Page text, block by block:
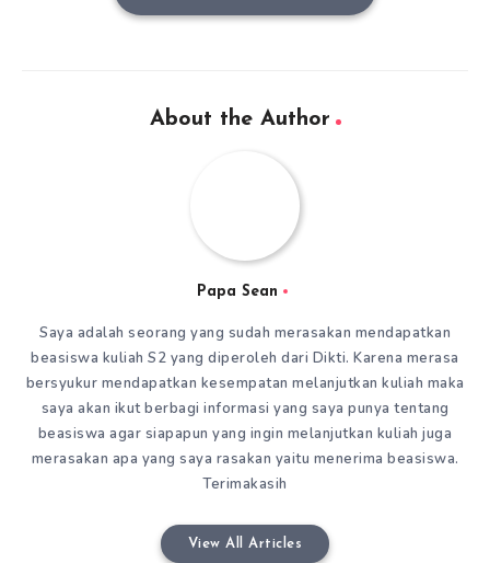
About the Author
Papa Sean
Saya adalah seorang yang sudah merasakan mendapatkan
beasiswa kuliah S2 yang diperoleh dari Dikti. Karena merasa
bersyukur mendapatkan kesempatan melanjutkan kuliah maka
saya akan ikut berbagi informasi yang saya punya tentang
beasiswa agar siapapun yang ingin melanjutkan kuliah juga
merasakan apa yang saya rasakan yaitu menerima beasiswa.
Terimakasih
View All Articles